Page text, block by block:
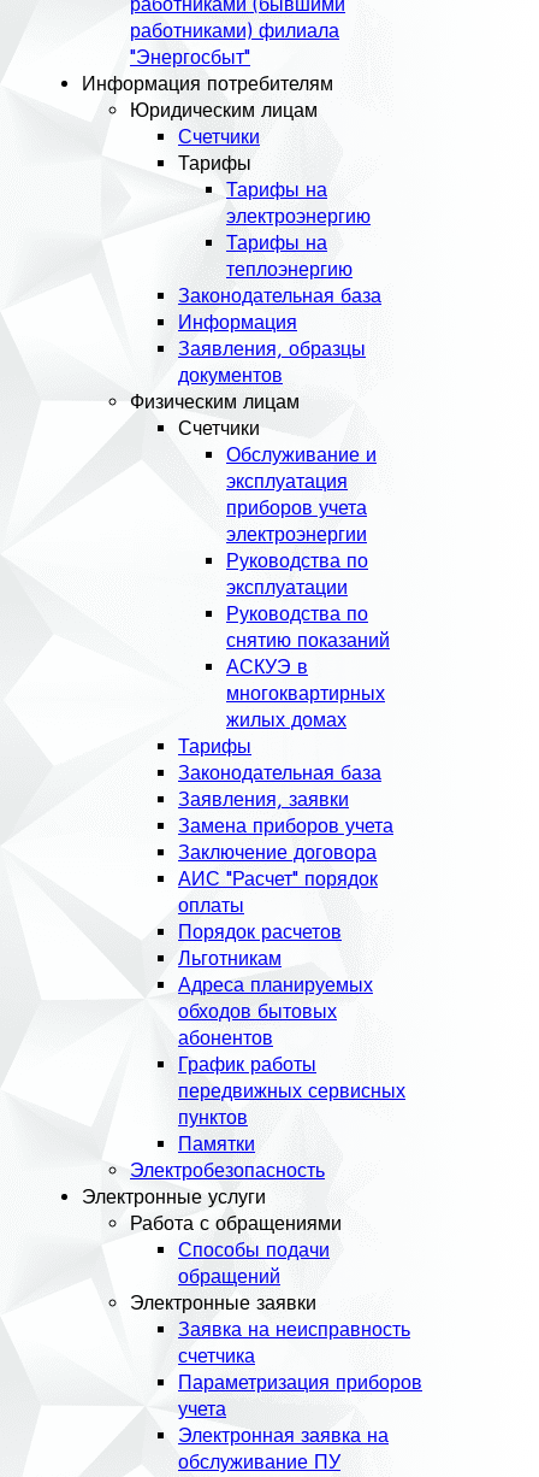
работниками (бывшими
работниками) филиала
"Энергосбыт"
Информация потребителям
Юридическим лицам
Счетчики
Тарифы
Тарифы на
электроэнергию
Тарифы на
теплоэнергию
Законодательная база
Информация
Заявления, образцы
документов
Физическим лицам
Счетчики
Обслуживание и
эксплуатация
приборов учета
электроэнергии
Руководства по
эксплуатации
Руководства по
снятию показаний
АСКУЭ в
многоквартирных
жилых домах
Тарифы
Законодательная база
Заявления, заявки
Замена приборов учета
Заключение договора
АИС "Расчет" порядок
оплаты
Порядок расчетов
Льготникам
Адреса планируемых
обходов бытовых
абонентов
График работы
передвижных сервисных
пунктов
Памятки
Электробезопасность
Электронные услуги
Работа с обращениями
Способы подачи
обращений
Электронные заявки
Заявка на неисправность
счетчика
Параметризация приборов
учета
Электронная заявка на
обслуживание ПУ